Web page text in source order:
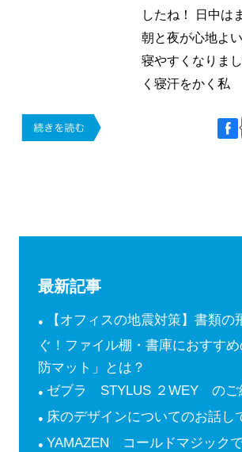
したね！ 日中は
朝と夜が心地よ
寝やすくなりま
く寝汗をかく私
最新記事
【オフィスの地震対策】書類の
ぐ！ファイル棚・書庫におすす
防マット」とは？
ゼブラ STYLUS ２WEY のご
床のデザインについてのお話し
YAMAZEN コールドマジック